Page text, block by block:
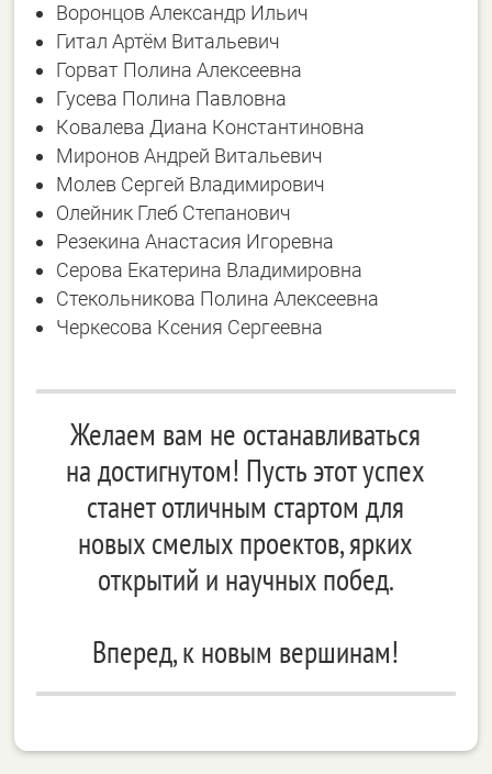
Воронцов Александр Ильич
Гитал Артём Витальевич
Горват Полина Алексеевна
Гусева Полина Павловна
Ковалева Диана Константиновна
Миронов Андрей Витальевич
Молев Сергей Владимирович
Олейник Глеб Степанович
Резекина Анастасия Игоревна
Серова Екатерина Владимировна
Стекольникова Полина Алексеевна
Черкесова Ксения Сергеевна
Желаем вам не останавливаться
на достигнутом! Пусть этот успех
станет отличным стартом для
новых смелых проектов, ярких
открытий и научных побед.
Вперед, к новым вершинам!